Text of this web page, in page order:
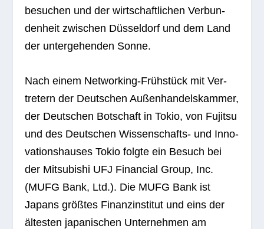
be­su­chen und der wirt­schaft­li­chen Ver­bun­
den­heit zwi­schen Düs­sel­dorf und dem Land
der unter­ge­hen­den Sonne.
Nach einem Net­wor­king-Früh­stück mit Ver­
tre­tern der Deut­schen Außen­han­dels­kam­mer,
der Deut­schen Bot­schaft in Tokio, von Fuji­tsu
und des Deut­schen Wis­sen­schafts- und Inno­
va­ti­ons­hau­ses Tokio folgte ein Besuch bei
der Mitsu­bi­shi UFJ Finan­cial Group, Inc.
(MUFG Bank, Ltd.). Die MUFG Bank ist
Japans größ­tes Finanz­in­sti­tut und eins der
ältes­ten japa­ni­schen Unter­neh­men am